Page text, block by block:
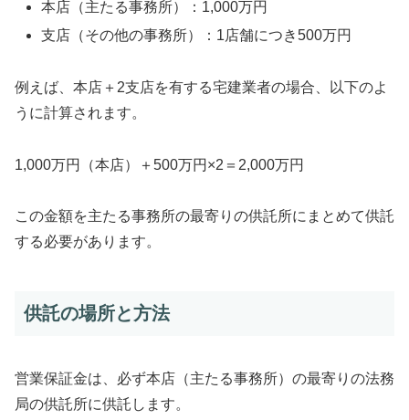
本店（主たる事務所）：1,000万円
支店（その他の事務所）：1店舗につき500万円
例えば、本店＋2支店を有する宅建業者の場合、以下のよ
うに計算されます。
1,000万円（本店）＋500万円×2＝2,000万円
この金額を主たる事務所の最寄りの供託所にまとめて供託
する必要があります。
供託の場所と方法
営業保証金は、必ず本店（主たる事務所）の最寄りの法務
局の供託所に供託します。